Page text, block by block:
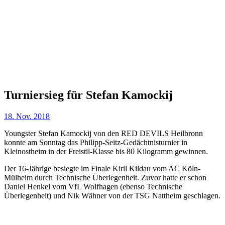
Turniersieg für Stefan Kamockij
18. Nov. 2018
Youngster Stefan Kamockij von den RED DEVILS Heilbronn
konnte am Sonntag das Philipp-Seitz-Gedächtnisturnier in
Kleinostheim in der Freistil-Klasse bis 80 Kilogramm gewinnen.
Der 16-Jährige besiegte im Finale Kiril Kildau vom AC Köln-
Mülheim durch Technische Überlegenheit. Zuvor hatte er schon
Daniel Henkel vom VfL Wolfhagen (ebenso Technische
Überlegenheit) und Nik Wähner von der TSG Nattheim geschlagen.